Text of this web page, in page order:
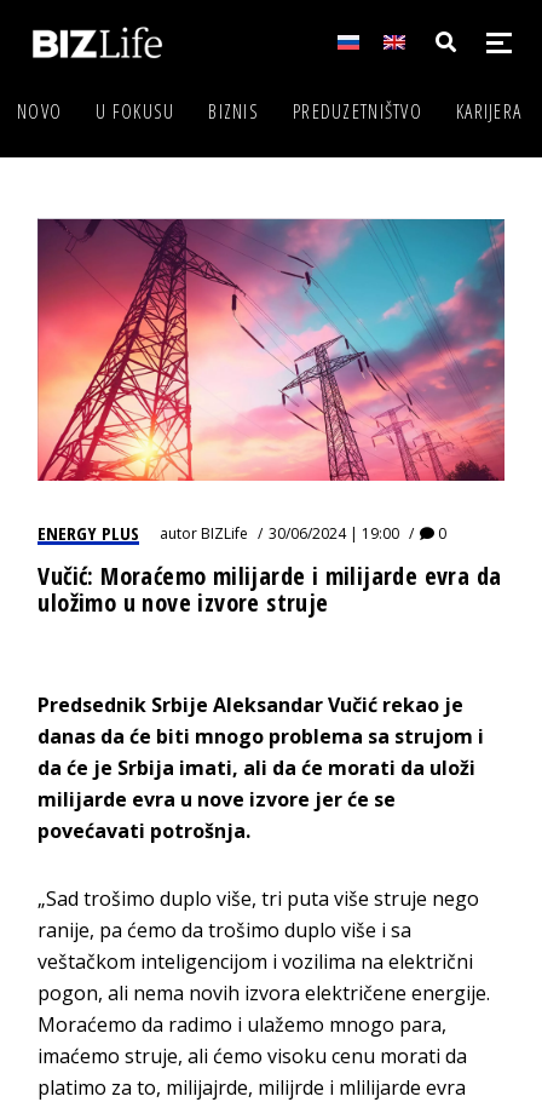
NOVO U FOKUSU BIZNIS PREDUZETNIŠTVO KARIJERA
ENERGY PLUS autorBIZLife 30/06/2024 | 19:00 0
Vučić: Moraćemo milijarde i milijarde evra da
uložimo u nove izvore struje
Predsednik Srbije Aleksandar Vučić rekao je
danas da će biti mnogo problema sa strujom i
da će je Srbija imati, ali da će morati da uloži
milijarde evra u nove izvore jer će se
povećavati potrošnja.
„Sad trošimo duplo više, tri puta više struje nego
ranije, pa ćemo da trošimo duplo više i sa
veštačkom inteligencijom i vozilima na električni
pogon, ali nema novih izvora električene energije.
Moraćemo da radimo i ulažemo mnogo para,
imaćemo struje, ali ćemo visoku cenu morati da
platimo za to, milijajrde, milijrde i mlilijarde evra